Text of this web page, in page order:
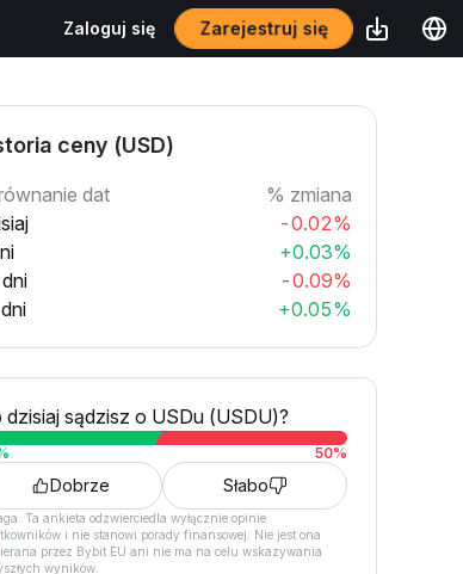
Zaloguj się
Zarejestruj się
ceny (USD)
dat
% zmiana
-0.02%
+0.03%
-0.09%
+0.05%
dzisiaj sądzisz o USDu (USDU)?
50%
Dobrze Słabo
Ta ankieta odzwierciedla wyłącznie opinie
i nie stanowi porady finansowej. Nie jest ona
przez Bybit EU ani nie ma na celu wskazywania
wyników.